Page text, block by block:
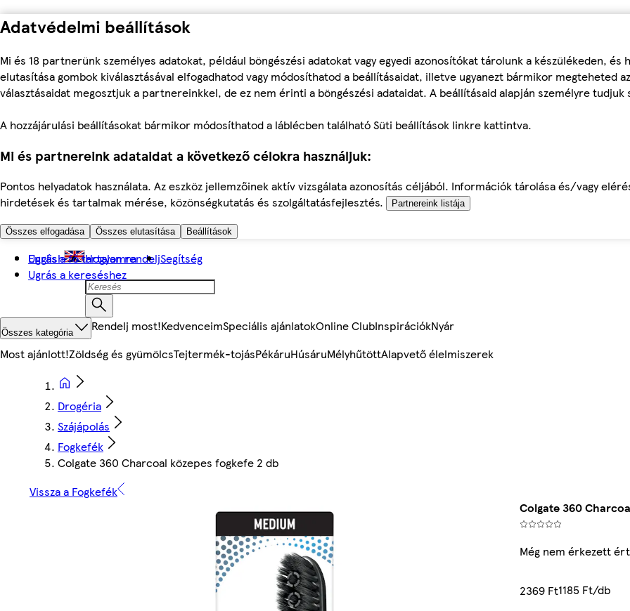
Adatvédelmi beállítások
Mi és 18 partnerünk személyes adatokat, például böngészési adatokat vagy egyedi azonosítókat tárolunk a készülékeden, és
elutasítása gombok kiválasztásával elfogadhatod vagy módosíthatod a beállításaidat, illetve ugyanezt bármikor megteheted az
választásaidat megosztjuk a partnereinkkel, de ez nem érinti a böngészési adataidat. A beállításaid alapján személyre tudjuk
A hozzájárulási beállításokat bármikor módosíthatod a láblécben található Süti beállítások linkre kattintva.
Mi és partnereink adataidat a következő célokra használjuk:
Pontos helyadatok használata. Az eszköz jellemzőinek aktív vizsgálata azonosítás céljából. Információk tárolása és/vagy
hirdetések és tartalmak mérése, közönségkutatás és szolgáltatásfejlesztés.
Partnereink listája
Összes elfogadása Összes elutasítása Beállítások
Ugrás a fő tartalomra
Ugrás a kereséshez
English Hogyan rendeljSegítség
Összes kategória Rendelj most!KedvenceimSpeciális ajánlatokOnline ClubInspirációkNyár
Most ajánlott!Zöldség és gyümölcsTejtermék-tojásPékáruHúsáruMélyhűtöttAlapvető élelmiszerek
Drogéria
Szájápolás
Fogkefék
Colgate 360 Charcoal közepes fogkefe 2 db
Vissza a Fogkefék
Colgate 360
Még nem érkezett
2369 Ft1185 Ft/db